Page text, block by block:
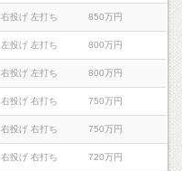
右投げ 左打ち 850万円
左投げ 左打ち 800万円
右投げ 左打ち 800万円
右投げ 右打ち 750万円
右投げ 右打ち 750万円
右投げ 右打ち 720万円